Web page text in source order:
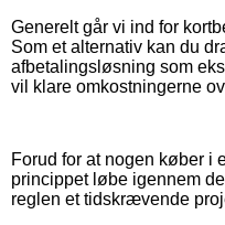
Generelt går vi ind for
Som et alternativ kan du
afbetalingsløsning som
vil klare omkostningerne
Forud for at nogen køber i
princippet løbe igennem
reglen et tidskrævende